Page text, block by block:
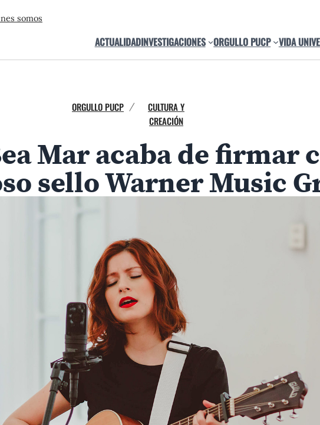
somos
ACTUALIDADINVESTIGACIONES ORGULLO PUCP VIDA
ORGULLO PUCP /
CULTURA Y
CREACIÓN
Mar acaba de firmar
sello Warner Music